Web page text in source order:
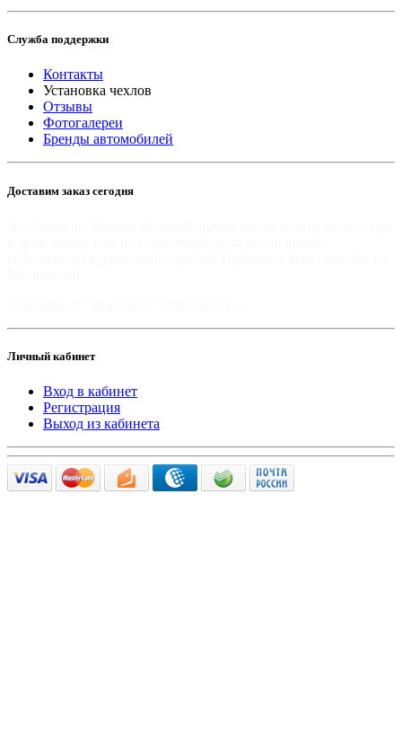
Служба поддержки
Контакты
Установка чехлов
Отзывы
Фотогалереи
Бренды автомобилей
Доставим заказ сегодня
Личный кабинет
Вход в кабинет
Регистрация
Выход из кабинета